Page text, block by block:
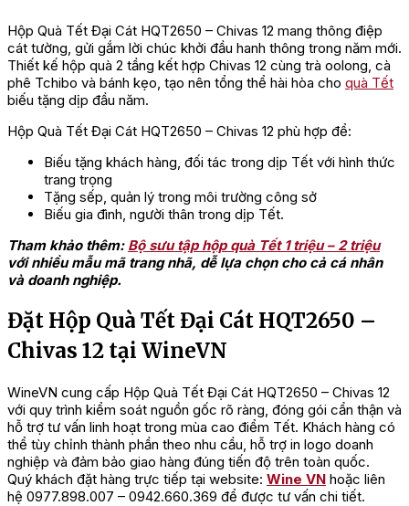
Hộp Quà Tết Đại Cát HQT2650 – Chivas 12 mang thông điệp
cát tường, gửi gắm lời chúc khởi đầu hanh thông trong năm mới.
Thiết kế hộp quà 2 tầng kết hợp Chivas 12 cùng trà oolong, cà
phê Tchibo và bánh kẹo, tạo nên tổng thể hài hòa cho quà Tết
biếu tặng dịp đầu năm.
Hộp Quà Tết Đại Cát HQT2650 – Chivas 12 phù hợp để:
Biếu tặng khách hàng, đối tác trong dịp Tết với hình thức
trang trọng
Tặng sếp, quản lý trong môi trường công sở
Biếu gia đình, người thân trong dịp Tết.
Tham khảo thêm: Bộ sưu tập hộp quà Tết 1 triệu – 2 triệu
với nhiều mẫu mã trang nhã, dễ lựa chọn cho cả cá nhân
và doanh nghiệp.
Đặt Hộp Quà Tết Đại Cát HQT2650 –
Chivas 12 tại WineVN
WineVN cung cấp Hộp Quà Tết Đại Cát HQT2650 – Chivas 12
với quy trình kiểm soát nguồn gốc rõ ràng, đóng gói cẩn thận và
hỗ trợ tư vấn linh hoạt trong mùa cao điểm Tết. Khách hàng có
thể tùy chỉnh thành phần theo nhu cầu, hỗ trợ in logo doanh
nghiệp và đảm bảo giao hàng đúng tiến độ trên toàn quốc.
Quý khách đặt hàng trực tiếp tại website: Wine VN hoặc liên
hệ 0977.898.007 – 0942.660.369 để được tư vấn chi tiết.